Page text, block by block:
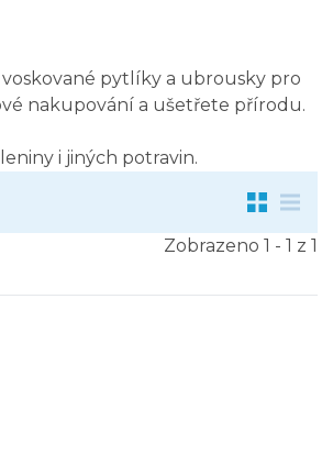
pytlíky a ubrousky pro
nakupování a ušetřete přírodu.
i jiných potravin.
Zobrazeno 1 - 1 z 1